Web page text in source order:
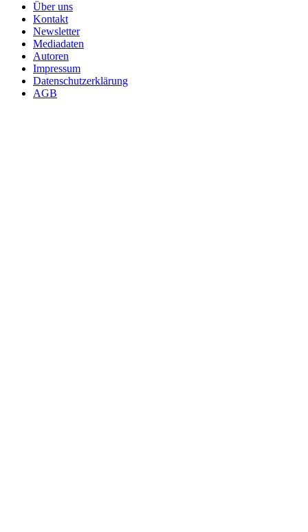
Über uns
Kontakt
Newsletter
Mediadaten
Autoren
Impressum
Datenschutzerklärung
AGB